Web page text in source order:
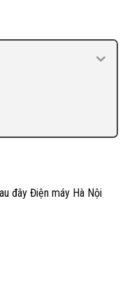
đây Điện máy Hà Nội